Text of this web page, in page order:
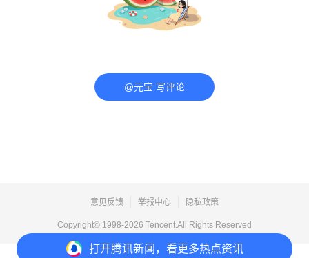
打开腾讯新闻，看更多热点资讯
@元宝 写评论
意见反馈 举报中心 隐私政策
Copyright© 1998-2026 Tencent.All Rights Reserved